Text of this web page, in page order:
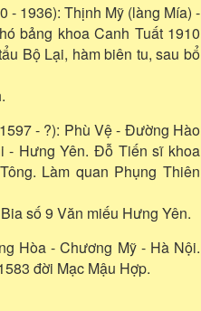
- 1936): Thịnh Mỹ (làng Mía) -
bảng khoa Canh Tuất 1910
Bộ Lại, hàm biên tu, sau bổ
- ?): Phù Vệ - Đường Hào
- Hưng Yên. Đỗ Tiến sĩ khoa
Làm quan Phụng Thiên
số 9 Văn miếu Hưng Yên.
Hòa - Chương Mỹ - Hà Nội.
đời Mạc Mậu Hợp.